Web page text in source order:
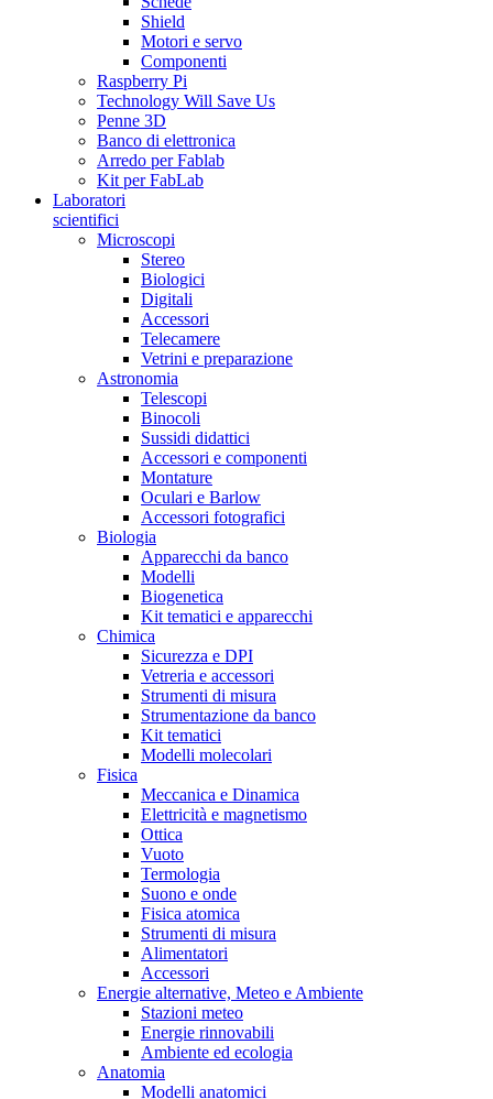
Shield
Motori e servo
Componenti
Raspberry Pi
Technology Will Save Us
Penne 3D
Banco di elettronica
Arredo per Fablab
Kit per FabLab
Laboratori
scientifici
Microscopi
Stereo
Biologici
Digitali
Accessori
Telecamere
Vetrini e preparazione
Astronomia
Telescopi
Binocoli
Sussidi didattici
Accessori e componenti
Montature
Oculari e Barlow
Accessori fotografici
Biologia
Apparecchi da banco
Modelli
Biogenetica
Kit tematici e apparecchi
Chimica
Sicurezza e DPI
Vetreria e accessori
Strumenti di misura
Strumentazione da banco
Kit tematici
Modelli molecolari
Fisica
Meccanica e Dinamica
Elettricità e magnetismo
Ottica
Vuoto
Termologia
Suono e onde
Fisica atomica
Strumenti di misura
Alimentatori
Accessori
Energie alternative, Meteo e Ambiente
Stazioni meteo
Energie rinnovabili
Ambiente ed ecologia
Anatomia
Modelli anatomici